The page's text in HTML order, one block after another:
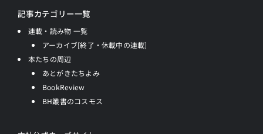
記事カテゴリー一覧
連載・読み物 一覧
アーカイブ[終了・休載中の連載]
本たちの周辺
あとがきたちよみ
BookReview
BH叢書のコスモス